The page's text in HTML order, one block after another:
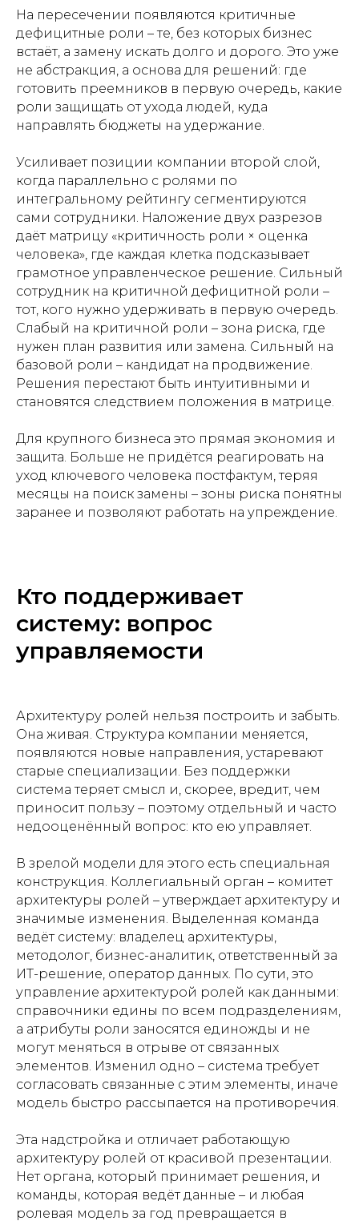
На пересечении появляются критичные
дефицитные роли – те, без которых бизнес
встаёт, а замену искать долго и дорого. Это уже
не абстракция, а основа для решений: где
готовить преемников в первую очередь, какие
роли защищать от ухода людей, куда
направлять бюджеты на удержание.
Усиливает позиции компании второй слой,
когда параллельно с ролями по
интегральному рейтингу сегментируются
сами сотрудники. Наложение двух разрезов
даёт матрицу «критичность роли × оценка
человека», где каждая клетка подсказывает
грамотное управленческое решение. Сильный
сотрудник на критичной дефицитной роли –
тот, кого нужно удерживать в первую очередь.
Слабый на критичной роли – зона риска, где
нужен план развития или замена. Сильный на
базовой роли – кандидат на продвижение.
Решения перестают быть интуитивными и
становятся следствием положения в матрице.
Для крупного бизнеса это прямая экономия и
защита. Больше не придётся реагировать на
уход ключевого человека постфактум, теряя
месяцы на поиск замены – зоны риска понятны
заранее и позволяют работать на упреждение.
Кто поддерживает
систему: вопрос
управляемости
Архитектуру ролей нельзя построить и забыть.
Она живая. Структура компании меняется,
появляются новые направления, устаревают
старые специализации. Без поддержки
система теряет смысл и, скорее, вредит, чем
приносит пользу – поэтому отдельный и часто
недооценённый вопрос: кто ею управляет.
В зрелой модели для этого есть специальная
конструкция. Коллегиальный орган – комитет
архитектуры ролей – утверждает архитектуру и
значимые изменения. Выделенная команда
ведёт систему: владелец архитектуры,
методолог, бизнес-аналитик, ответственный за
ИТ-решение, оператор данных. По сути, это
управление архитектурой ролей как данными:
справочники едины по всем подразделениям,
а атрибуты роли заносятся единожды и не
могут меняться в отрыве от связанных
элементов. Изменил одно – система требует
согласовать связанные с этим элементы, иначе
модель быстро рассыпается на противоречия.
Эта надстройка и отличает работающую
архитектуру ролей от красивой презентации.
Нет органа, который принимает решения, и
команды, которая ведёт данные – и любая
ролевая модель за год превращается в